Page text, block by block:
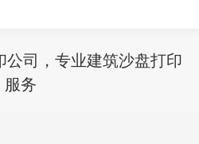
公司，专业建筑沙盘打印
服务